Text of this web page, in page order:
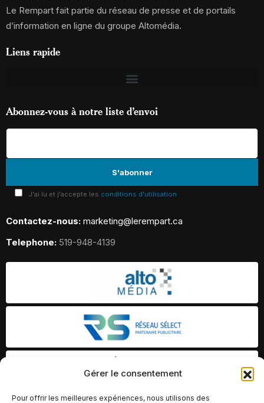
Gérer le consentement
Pour offrir les meilleures expériences, nous utilisons des
Le Rempart fait partie du réseau de presse et de portails
d’information en ligne du groupe Altomédia.
Liens rapide
Abonnez-vous à notre liste d’envoi
J'ai lu et j'accepte les conditions d'utilisation
Contactez-nous: marketing@lerempart.ca
Telephone: 519-948-4139